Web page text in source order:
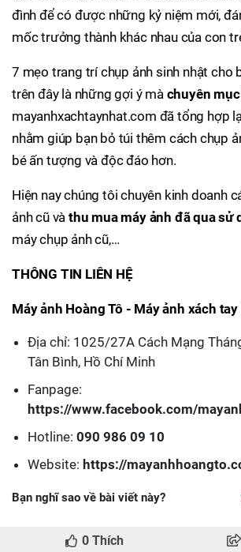
đình để có được những kỷ niệm mới,
mốc trưởng thành khác nhau của con
7 mẹo trang trí chụp ảnh sinh nhật cho
trên đây là những gợi ý mà chuyên
mayanhxachtaynhat.com đã tổng hợp
nhằm giúp bạn bỏ túi thêm cách chụp
bé ấn tượng và độc đáo hơn.
Hiện nay chúng tôi chuyên kinh doanh
ảnh cũ và thu mua máy ảnh đã qua sử
máy chụp ảnh cũ,…
THÔNG TIN LIÊN HỆ
Máy ảnh Hoàng Tô - Máy ảnh xách
Địa chỉ: 1025/27A Cách Mạng
Tân Bình, Hồ Chí Minh
Fanpage:
https://www.facebook.com/
Hotline: 090 986 09 10
Website: https://
Bạn nghĩ sao về bài viết này?
0 Thích